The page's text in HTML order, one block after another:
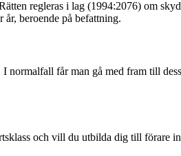
regleras i lag (1994:2076) om
beroende på befattning.
får man gå med fram till
och vill du utbilda dig till förare